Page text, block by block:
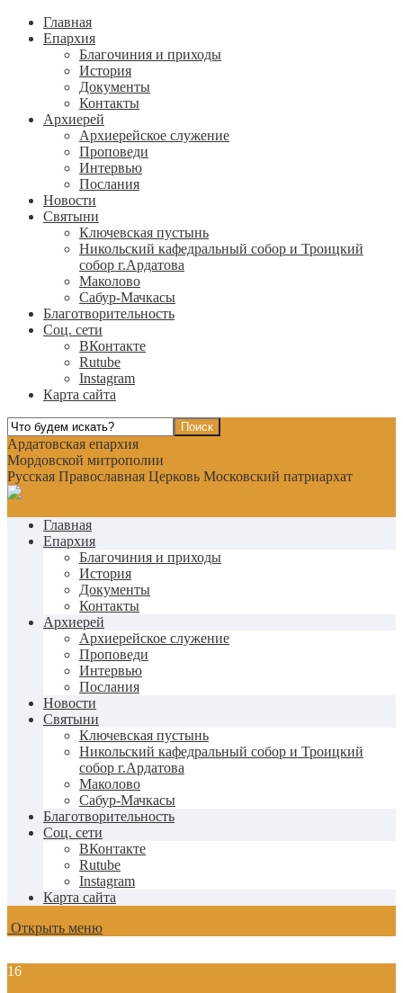
Главная
Епархия
Благочиния и приходы
История
Документы
Контакты
Архиерей
Архиерейское служение
Проповеди
Интервью
Послания
Новости
Святыни
Ключевская пустынь
Никольский кафедральный собор и Троицкий
собор г.Ардатова
Маколово
Сабур-Мачкасы
Благотворительность
Соц. сети
ВКонтакте
Rutube
Instagram
Карта сайта
Ардатовская епархия
Мордовской митрополии
Русская Православная Церковь Московский патриархат
Главная
Епархия
Благочиния и приходы
История
Документы
Контакты
Архиерей
Архиерейское служение
Проповеди
Интервью
Послания
Новости
Святыни
Ключевская пустынь
Никольский кафедральный собор и Троицкий
собор г.Ардатова
Маколово
Сабур-Мачкасы
Благотворительность
Соц. сети
ВКонтакте
Rutube
Instagram
Карта сайта
Открыть меню
16